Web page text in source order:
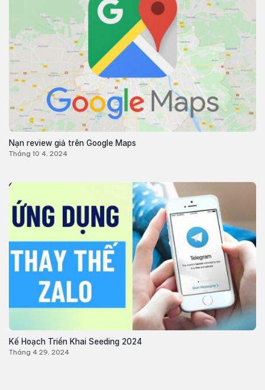
Nạn review giả trên Google Maps
Tháng 10 4, 2024
Kế Hoạch Triển Khai Seeding 2024
Tháng 4 29, 2024